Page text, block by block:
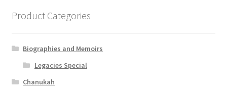
Product Categories
Biographies and Memoirs
Legacies Special
Chanukah